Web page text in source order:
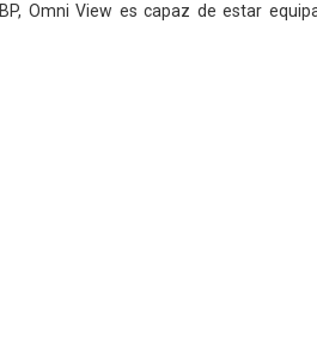
Omni View es capaz de estar